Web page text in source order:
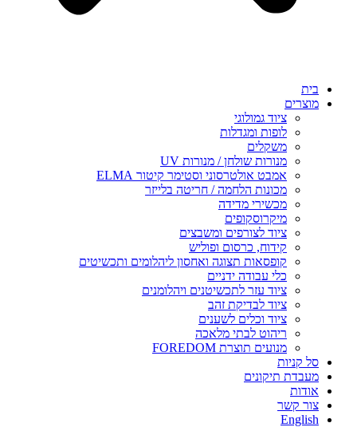
בית
מוצרים
ציוד גמולוגי
לופות ומגדלות
משקלים
מנורות שולחן / מנורות UV
אמבט אולטרסוני וסטימר קיטור ELMA
מכונות הלחמה / חריטה בלייזר
מכשירי מדידה
מיקרוסקופים
ציוד לצורפים ומשבצים
קידוח, כרסום ופוליש
קופסאות תצוגה ואחסון ליהלומים ותכשיטים
כלי עבודה ידניים
ציוד עזר לתכשיטנים ויהלומנים
ציוד לבדיקת זהב
ציוד וכלים לשענים
ריהוט לבתי מלאכה
מנועים תוצרת FOREDOM
סל קניות
מעבדת תיקונים
אודות
צור קשר
English